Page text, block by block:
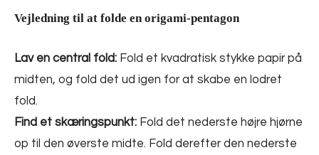
Vejledning til at folde en origami-pentagon
Lav en central fold: Fold et kvadratisk stykke papir på
midten, og fold det ud igen for at skabe en lodret
fold.
Find et skæringspunkt: Fold det nederste højre hjørne
op til den øverste midte. Fold derefter den nederste